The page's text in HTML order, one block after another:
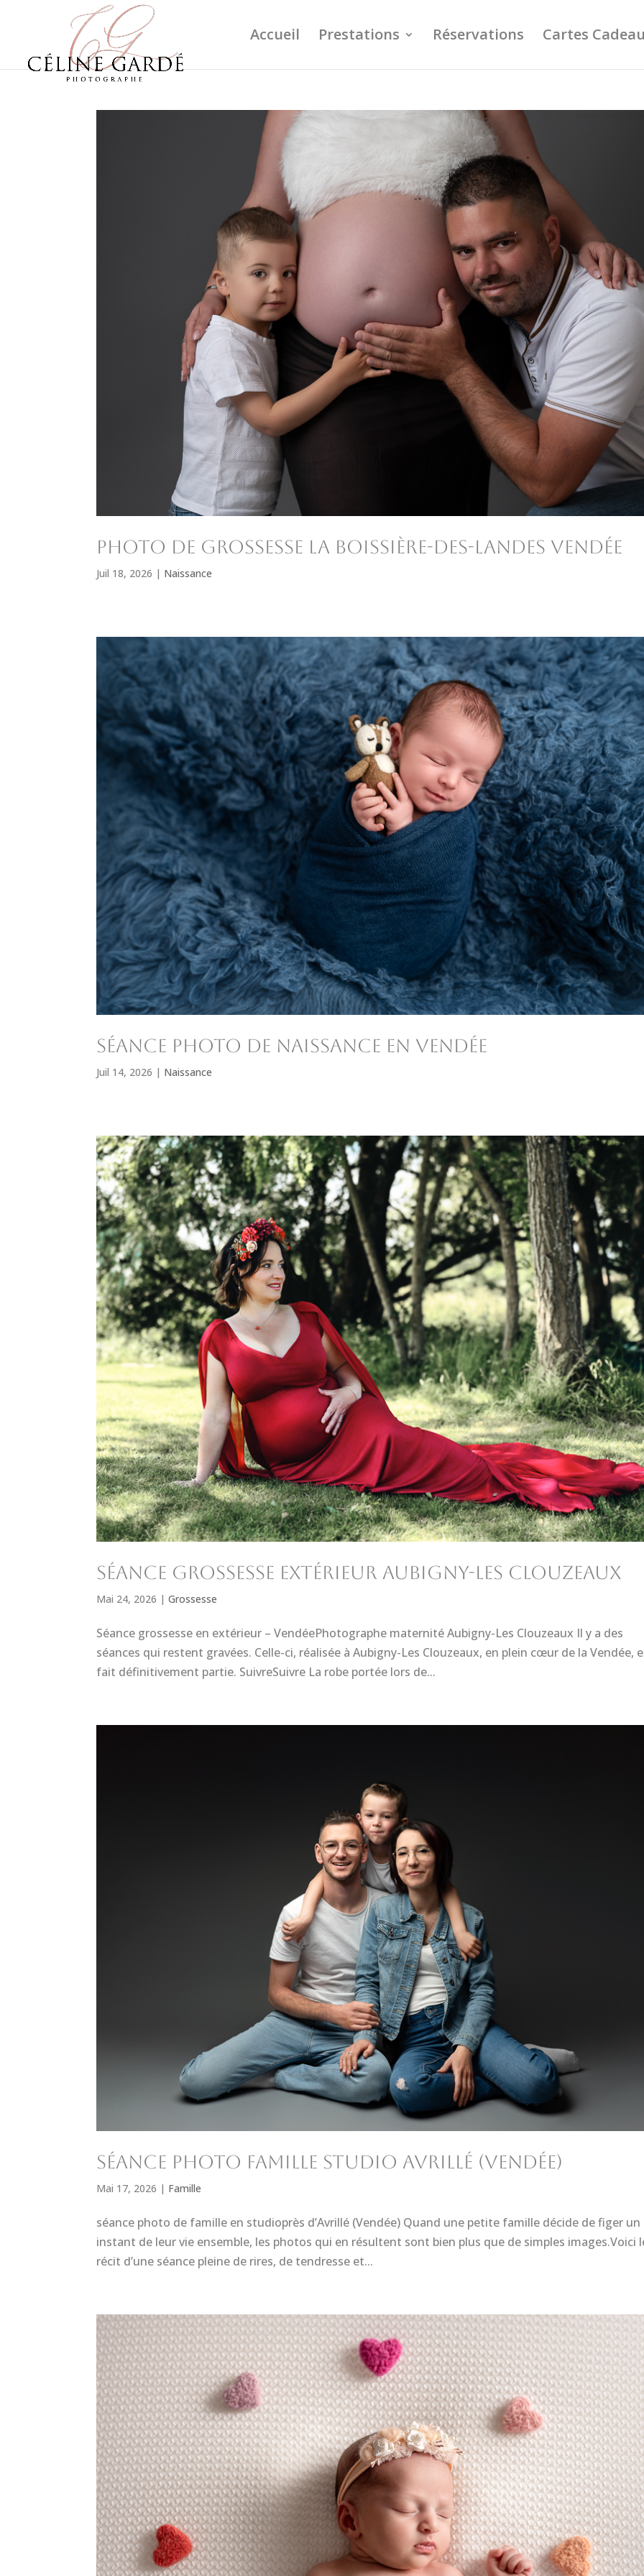
Accueil Prestations Réservations Cartes
Photo de grossesse La Boissière-des-Landes Vendée
Juil 18, 2026 | Naissance
Séance photo de naissance en Vendée
Juil 14, 2026 | Naissance
séance grossesse extérieur aubigny-les clouzeaux
Mai 24, 2026 |Grossesse
Séance grossesse en extérieur – VendéePhotographe maternité Aubigny-Les Clouzeaux Il y a des
séances qui restent gravées. Celle-ci, réalisée à Aubigny-Les Clouzeaux, en plein cœur de la Vendée,
fait définitivement partie. SuivreSuivre La robe portée lors de...
Séance photo famille studio avrillé (vendée)
Mai 17, 2026 | Famille
séance photo de famille en studioprès d’Avrillé (Vendée) Quand une petite famille décide de figer un
instant de leur vie ensemble, les photos qui en résultent sont bien plus que de simples images.Voici
récit d’une séance pleine de rires, de tendresse et...